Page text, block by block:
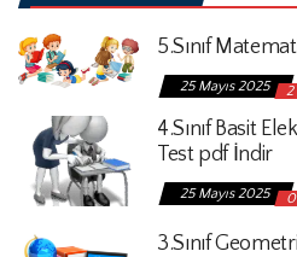
5.Sınıf
25 Mayıs 2025 2
4.Sınıf Basit
Test pdf İndir
25 Mayıs 2025 0
3.Sınıf